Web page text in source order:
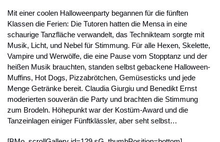
Mit einer coolen Halloweenparty begannen für die fünften
Klassen die Ferien: Die Tutoren hatten die Mensa in eine
schaurige Tanzfläche verwandelt, das Technikteam sorgte mit
Musik, Licht, und Nebel für Stimmung. Für alle Hexen, Skelette,
Vampire und Werwölfe, die eine Pause vom Stopptanz und der
heißen Musik brauchten, standen selbst gebackene Halloween-
Muffins, Hot Dogs, Pizzabrötchen, Gemüsesticks und jede
Menge Getränke bereit. Claudia Giurgiu und Benedikt Ernst
moderierten souverän die Party und brachten die Stimmung
zum Brodeln. Höhepunkt war der Kostüm-Award und die
Tanzeinlagen einiger Fünftklässler, aber seht selbst…